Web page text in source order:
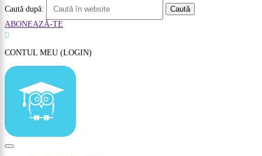
Caută după:
ABONEAZĂ-TE

CONTUL MEU (LOGIN)